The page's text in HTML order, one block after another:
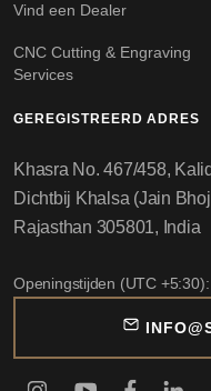
Vind een Dealer
CNC Cutting & Engraving
Services
GEREGISTREERD ADRES
Khasra No. 467/458,
Dichtbij Khalsa (Jain
Rajasthan 305801, India
Openingstijden (UTC